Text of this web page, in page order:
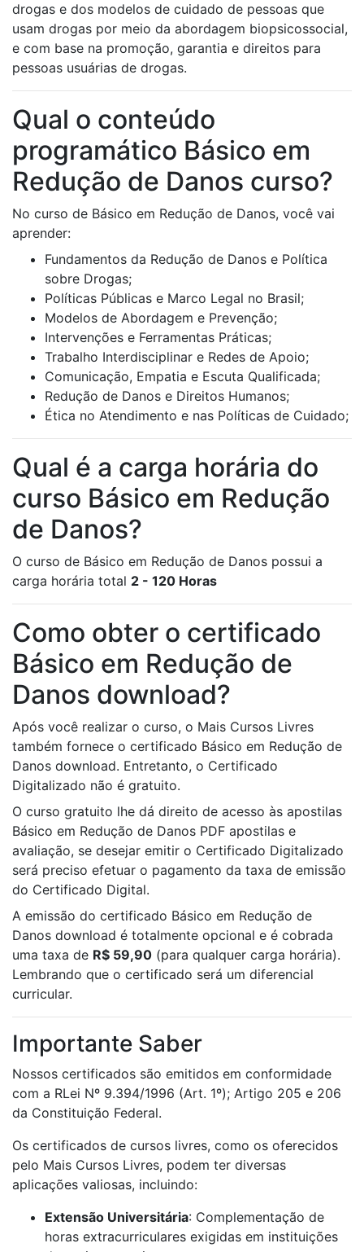
drogas e dos modelos de cuidado de pessoas que
usam drogas por meio da abordagem biopsicossocial,
e com base na promoção, garantia e direitos para
pessoas usuárias de drogas.
Qual o conteúdo
programático Básico em
Redução de Danos curso?
No curso de Básico em Redução de Danos, você vai
aprender:
Fundamentos da Redução de Danos e Política
sobre Drogas;
Políticas Públicas e Marco Legal no Brasil;
Modelos de Abordagem e Prevenção;
Intervenções e Ferramentas Práticas;
Trabalho Interdisciplinar e Redes de Apoio;
Comunicação, Empatia e Escuta Qualificada;
Redução de Danos e Direitos Humanos;
Ética no Atendimento e nas Políticas de Cuidado;
Qual é a carga horária do
curso Básico em Redução
de Danos?
O curso de Básico em Redução de Danos possui a
carga horária total 2 - 120 Horas
Como obter o certificado
Básico em Redução de
Danos download?
Após você realizar o curso, o Mais Cursos Livres
também fornece o certificado Básico em Redução de
Danos download. Entretanto, o Certificado
Digitalizado não é gratuito.
O curso gratuito lhe dá direito de acesso às apostilas
Básico em Redução de Danos PDF apostilas e
avaliação, se desejar emitir o Certificado Digitalizado
será preciso efetuar o pagamento da taxa de emissão
do Certificado Digital.
A emissão do certificado Básico em Redução de
Danos download é totalmente opcional e é cobrada
uma taxa de R$ 59,90 (para qualquer carga horária).
Lembrando que o certificado será um diferencial
curricular.
Importante Saber
Nossos certificados são emitidos em conformidade
com a RLei Nº 9.394/1996 (Art. 1º); Artigo 205 e 206
da Constituição Federal.
Os certificados de cursos livres, como os oferecidos
pelo Mais Cursos Livres, podem ter diversas
aplicações valiosas, incluindo:
Extensão Universitária: Complementação de
horas extracurriculares exigidas em instituições